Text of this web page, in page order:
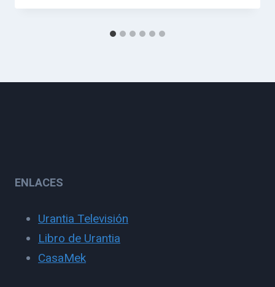
ENLACES
Urantia Televisión
Libro de Urantia
CasaMek